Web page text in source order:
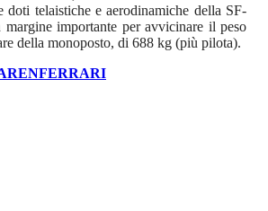
doti telaistiche e aerodinamiche della SF-
margine importante per avvicinare il peso
della monoposto, di 688 kg (più pilota).
FERRARI